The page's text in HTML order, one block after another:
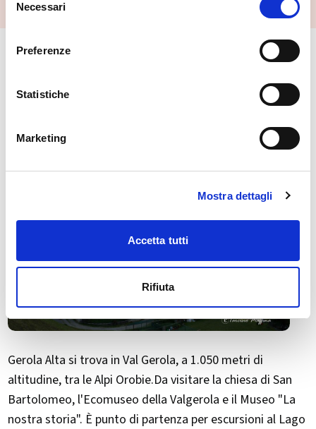
delNecessari
Preferenze
Statistiche
Marketing
Mostra dettagli
Accetta tutti
Rifiuta
Gerola Alta
Gerola Alta si trova in Val Gerola, a 1.050 metri di
altitudine, tra le Alpi Orobie.Da visitare la chiesa di San
Bartolomeo, l'Ecomuseo della Valgerola e il Museo "La
nostra storia". È punto di partenza per escursioni al Lago